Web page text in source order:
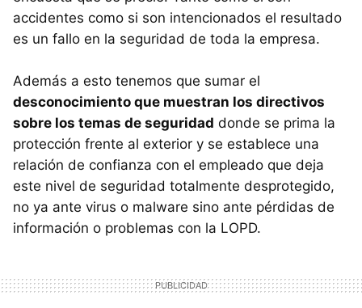
accidentes como si son intencionados el resultado
es un fallo en la seguridad de toda la empresa.
Además a esto tenemos que sumar el
desconocimiento que muestran los directivos
sobre los temas de seguridad donde se prima la
protección frente al exterior y se establece una
relación de confianza con el empleado que deja
este nivel de seguridad totalmente desprotegido,
no ya ante virus o malware sino ante pérdidas de
información o problemas con la LOPD.